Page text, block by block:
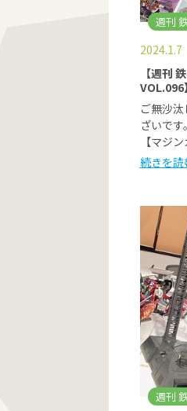
週刊
2024.1.7
【週刊
VOL.096
ご無沙
ざいで
【マジ
続きを読
週刊